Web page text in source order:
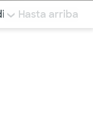
a
COMENTARIOS
Hasta arriba